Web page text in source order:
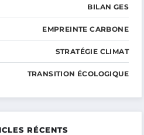
BILAN GES
EMPREINTE CARBONE
STRATÉGIE CLIMAT
TRANSITION ÉCOLOGIQUE
RÉCENTS